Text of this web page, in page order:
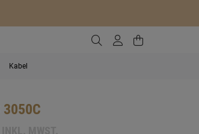
Zur Suche gehen
ZumZum
Kabel
3050C